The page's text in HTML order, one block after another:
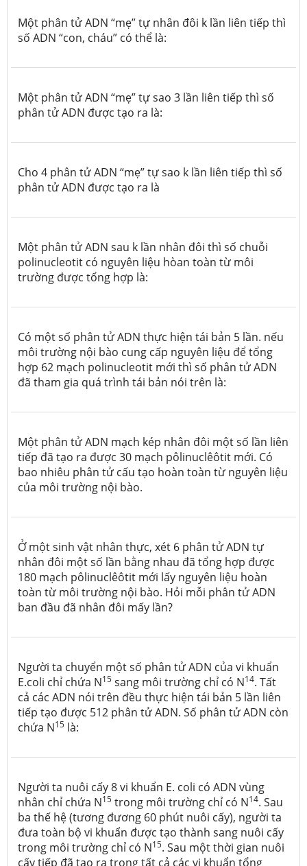
Một phân tử ADN “mẹ” tự nhân đôi k lần liên tiếp thì
số ADN “con, cháu” có thể là:
Một phân tử ADN “mẹ” tự sao 3 lần liên tiếp thì số
phân tử ADN được tạo ra là:
Cho 4 phân tử ADN “mẹ” tự sao k lần liên tiếp thì số
phân tử ADN được tạo ra là
Một phân tử ADN sau k lần nhân đôi thì số chuỗi
polinucleotit có nguyên liệu hòan toàn từ môi
trường được tổng hợp là:
Có một số phân tử ADN thực hiện tái bản 5 lần. nếu
môi trường nội bào cung cấp nguyên liệu để tổng
hợp 62 mạch polinucleotit mới thì số phân tử ADN
đã tham gia quá trình tái bản nói trên là:
Một phân tử ADN mạch kép nhân đôi một số lần liên
tiếp đã tạo ra được 30 mạch pôlinuclêôtit mới. Có
bao nhiêu phân tử cấu tạo hoàn toàn từ nguyên liệu
của môi trường nội bào.
Ở một sinh vật nhân thực, xét 6 phân tử ADN tự
nhân đôi một số lần bằng nhau đã tổng hợp được
180 mạch pôlinuclêôtit mới lấy nguyên liệu hoàn
toàn từ môi trường nội bào. Hỏi mỗi phân tử ADN
ban đầu đã nhân đôi mấy lần?
Người ta chuyển một số phân tử ADN của vi khuẩn
E.coli chỉ chứa N15 sang môi trường chỉ có N14. Tất
cả các ADN nói trên đều thực hiện tái bản 5 lần liên
tiếp tạo được 512 phân tử ADN. Số phân tử ADN còn
chứa N15 là:
Người ta nuôi cấy 8 vi khuẩn E. coli có ADN vùng
nhân chỉ chứa N15 trong môi trường chỉ có N14. Sau
ba thế hệ (tương đương 60 phút nuôi cấy), người ta
đưa toàn bộ vi khuẩn được tạo thành sang nuôi cấy
trong môi trường chỉ có N15. Sau một thời gian nuôi
cấy tiếp đã tạo ra trong tất cả các vi khuẩn tổng